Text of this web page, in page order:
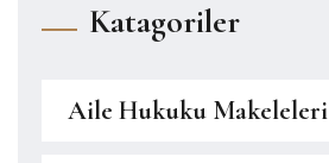
Katagoriler
Aile Hukuku Makeleleri